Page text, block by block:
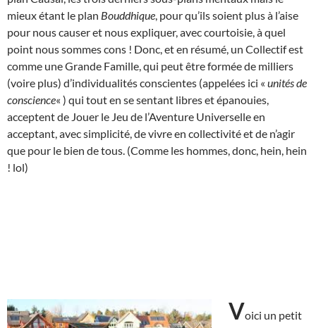
mieux étant le plan Bouddhique , pour qu’ils soient plus à l’aise
pour nous causer et nous expliquer, avec courtoisie, à quel
point nous sommes cons ! Donc, et en résumé, un Collectif est
comme une Grande Famille, qui peut être formée de milliers
(voire plus) d’individualités conscientes (appelées ici « unités de
conscience« ) qui tout en se sentant libres et épanouies,
acceptent de Jouer le Jeu de l’Aventure Universelle en
acceptant, avec simplicité, de vivre en collectivité et de n’agir
que pour le bien de tous. (Comme les hommes, donc, hein, hein
! lol)
Voici un petit